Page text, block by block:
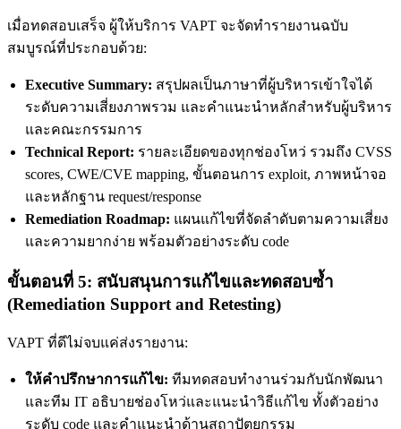
เมื่อทดสอบเสร็จ ผู้ให้บริการ VAPT จะจัดทำรายงานฉบับ
สมบูรณ์ที่ประกอบด้วย:
Executive Summary: สรุปผลเป็นภาษาที่ผู้บริหารเข้าใจได้
ระดับความเสี่ยงภาพรวม และคำแนะนำหลักสำหรับผู้บริหาร
และคณะกรรมการ
Technical Report: รายละเอียดของทุกช่องโหว่ รวมถึง CVSS
scores, CWE/CVE mapping, ขั้นตอนการ exploit, ภาพหน้าจอ
และหลักฐาน request/response
Remediation Roadmap: แผนแก้ไขที่จัดลำดับตามความเสี่ยง
และความยากง่าย พร้อมตัวอย่างระดับ code
ขั้นตอนที่ 5: สนับสนุนการแก้ไขและทดสอบซ้ำ
(Remediation Support and Retesting)
VAPT ที่ดีไม่จบแค่ส่งรายงาน:
ให้คำปรึกษาการแก้ไข: ทีมทดสอบทำงานร่วมกับนักพัฒนา
และทีม IT อธิบายช่องโหว่และแนะนำวิธีแก้ไข ทั้งตัวอย่าง
ระดับ code และคำแนะนำด้านสถาปัตยกรรม